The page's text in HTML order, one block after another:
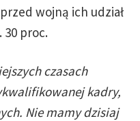
wojną ich udział
30 proc.
czasach
kadry,
Nie mamy dzisiaj